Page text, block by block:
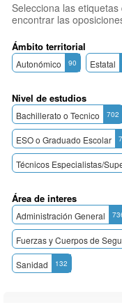
Selecciona las
encontrar las
Ámbito territorial
Autonómico 90 Estatal
Nivel de estudios
Bachillerato o Tecnico 702
ESO o Graduado Escolar
Técnicos Especialistas/
Área de interes
Administración General
Fuerzas y Cuerpos de
Sanidad 132